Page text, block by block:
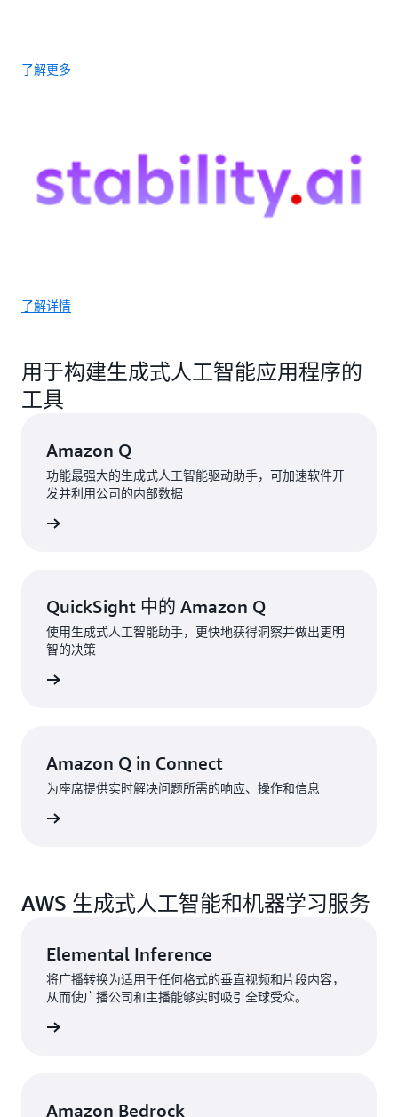
了解更多
了解详情
用于构建生成式人工智能应用程序的
工具
Amazon Q
功能最强大的生成式人工智能驱动助手，可加速软件开
发并利用公司的内部数据
QuickSight 中的 Amazon Q
使用生成式人工智能助手，更快地获得洞察并做出更明
智的决策
Amazon Q in Connect
为座席提供实时解决问题所需的响应、操作和信息
AWS 生成式人工智能和机器学习服务
Elemental Inference
将广播转换为适用于任何格式的垂直视频和片段内容，
从而使广播公司和主播能够实时吸引全球受众。
Amazon Bedrock